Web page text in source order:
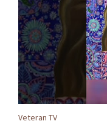
Veteran TV